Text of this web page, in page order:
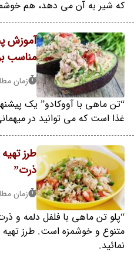
که شیر به آن می دهد، هم
آموزش
مناسب
زمان مطالعه
“تن ماهی با آووکادو” یک
غذا است که می توانید در
طرز
ذرت”
زمان مطالعه
“پلو تن ماهی با فلفل دلمه و
متنوع و خوشمزه است. طرز تهیه
نمائید.